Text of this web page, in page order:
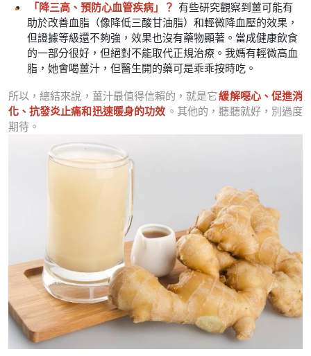
「降三高、預防心血管疾病」？ 有些研究觀察到薑可能有
助於改善血脂（像降低三酸甘油脂）和輕微降血壓的效果，
但證據等級還不夠強，效果也沒有藥物顯著。當成健康飲食
的一部分很好，但絕對不能取代正規治療。我媽有輕微高血
脂，她會喝薑汁，但醫生開的藥可是乖乖按時吃。
所以，總結來說，薑汁最值得信賴的，就是它 緩解噁心、促進消
化、抗發炎止痛和迅速暖身的功效 。其他的，聽聽就好，別過度
期待。